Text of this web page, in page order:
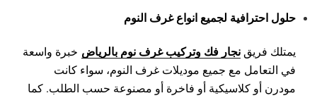
حلول احترافية لجميع انواع غرف النوم
يمتلك فريق نجار فك وتركيب غرف نوم بالرياض خبرة واسعة
في التعامل مع جميع موديلات غرف النوم، سواء كانت
مودرن أو كلاسيكية أو فاخرة أو مصنوعة حسب الطلب. كما